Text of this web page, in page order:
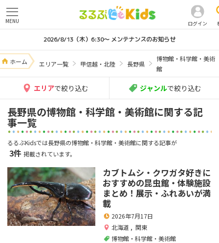
ログイン
MENU
2026/8/13（木）6:30～ メンテナンスのお知らせ
ホーム エリア一覧 甲信越・北陸 長野県
博物館・科学館・美術
館
エリアで絞り込む ジャンルで絞り込む
長野県の博物館・科学館・美術館に関する記
事一覧
るるぶKidsでは長野県の博物館・科学館・美術館に関する記事が
3件 掲載されています。
カブトムシ・クワガタ好きに
おすすめの昆虫館・体験施設
まとめ！展示・ふれあいが満
載
2026年7月17日
北海道 , 関東
博物館・科学館・美術館